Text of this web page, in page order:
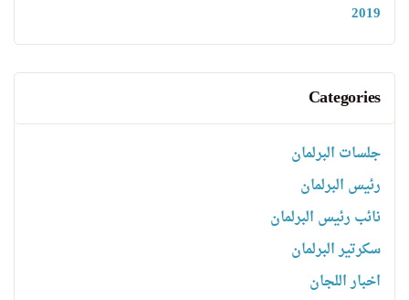
2019
Categories
جلسات البرلمان
رئیس البرلمان
نائب رئیس البرلمان
سكرتیر البرلمان
اخبار اللجان